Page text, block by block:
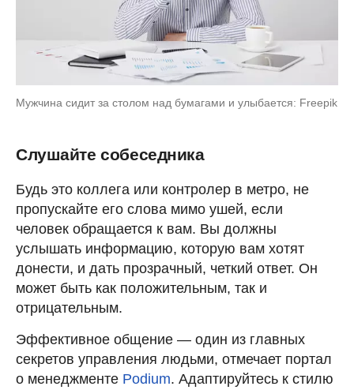
Мужчина сидит за столом над бумагами и улыбается: Freepik
Слушайте собеседника
Будь это коллега или контролер в метро, не
пропускайте его слова мимо ушей, если
человек обращается к вам. Вы должны
услышать информацию, которую вам хотят
донести, и дать прозрачный, четкий ответ. Он
может быть как положительным, так и
отрицательным.
Эффективное общение — один из главных
секретов управления людьми, отмечает портал
о менеджменте Podium. Адаптируйтесь к стилю